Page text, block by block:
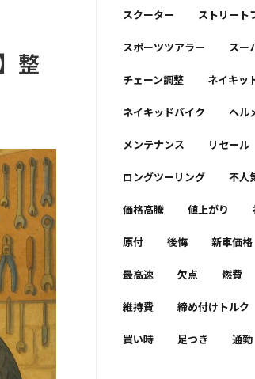
整
スクーター ストリート
スポーツツアラー スー
チェーン調整 ネイキッ
ネイキッドバイク ヘル
メンテナンス リセール
ロングツーリング 不人
価格高騰 値上がり
原付 後悔 新車価格
最高速 欠点 燃費
維持費 締め付けトルク
買い時 足つき 通勤